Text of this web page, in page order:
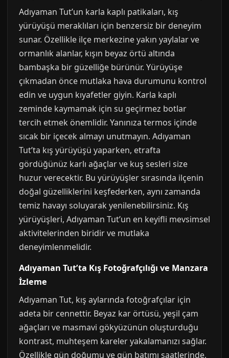
Adıyaman Tut’un karla kaplı patikaları, kış
yürüyüşü meraklıları için benzersiz bir deneyim
sunar. Özellikle ilçe merkezine yakın yaylalar ve
ormanlık alanlar, kışın beyaz örtü altında
bambaşka bir güzelliğe bürünür. Yürüyüşe
çıkmadan önce mutlaka hava durumunu kontrol
edin ve uygun kıyafetler giyin. Karla kaplı
zeminde kaymamak için su geçirmez botlar
tercih etmek önemlidir. Yanınıza termos içinde
sıcak bir içecek almayı unutmayın. Adıyaman
Tut’ta kış yürüyüşü yaparken, etrafta
gördüğünüz karlı ağaçlar ve kuş sesleri size
huzur verecektir. Bu yürüyüşler sırasında ilçenin
doğal güzelliklerini keşfederken, aynı zamanda
temiz havayı soluyarak yenilenebilirsiniz. Kış
yürüyüşleri, Adıyaman Tut’un en keyifli mevsimsel
aktivitelerinden biridir ve mutlaka
deneyimlenmelidir.
Adıyaman Tut’ta Kış Fotoğrafçılığı ve Manzara
İzleme
Adıyaman Tut, kış aylarında fotoğrafçılar için
adeta bir cennettir. Beyaz kar örtüsü, yeşil çam
ağaçları ve masmavi gökyüzünün oluşturduğu
kontrast, muhteşem kareler yakalamanızı sağlar.
Özellikle gün doğumu ve gün batımı saatlerinde,